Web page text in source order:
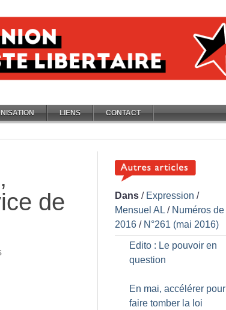
LIENS CONTACT
de
Dans / Expression /
Mensuel AL / Numéros de
2016 / N°261 (mai 2016)
Edito : Le pouvoir en
question
En mai, accélérer pour
faire tomber la loi